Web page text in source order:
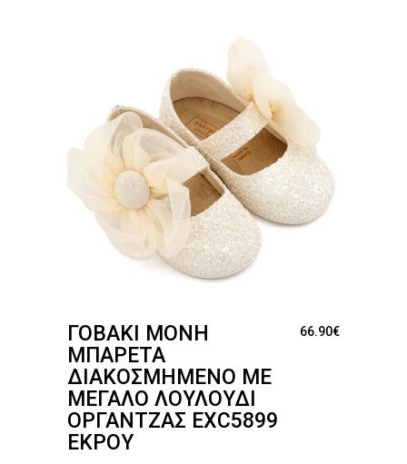
ΓΟΒΆΚΙ ΜΟΝΉ
ΜΠΑΡΈΤΑ
ΔΙΑΚΟΣΜΗΜΈΝΟ ΜΕ
ΜΕΓΆΛΟ ΛΟΥΛΟΎΔΙ
ΟΡΓΆΝΤΖΑΣ EXC5899
ΕΚΡΟΎ
66.90€